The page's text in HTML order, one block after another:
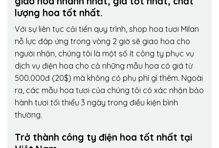
lượng hoa tốt nhất.
Với sự liên tục cải tiến quy trình, shop hoa tươi Milan
nỗ lực đáp ứng trong vòng 2 giờ sẽ giao hoa cho
người nhận, chúng tôi là một số ít công ty phục vụ
dịch vụ điện hoa cho cả những mẫu hoa có giá từ
500.000đ (20$) mà không có phụ phí gì thêm. Ngoài
ra, các mẫu hoa tươi của chúng tôi có xác nhận bảo
hành tươi tối thiểu 3 ngày trong điều kiện bình
thường.
Trở thành công ty điện hoa tốt nhất tại